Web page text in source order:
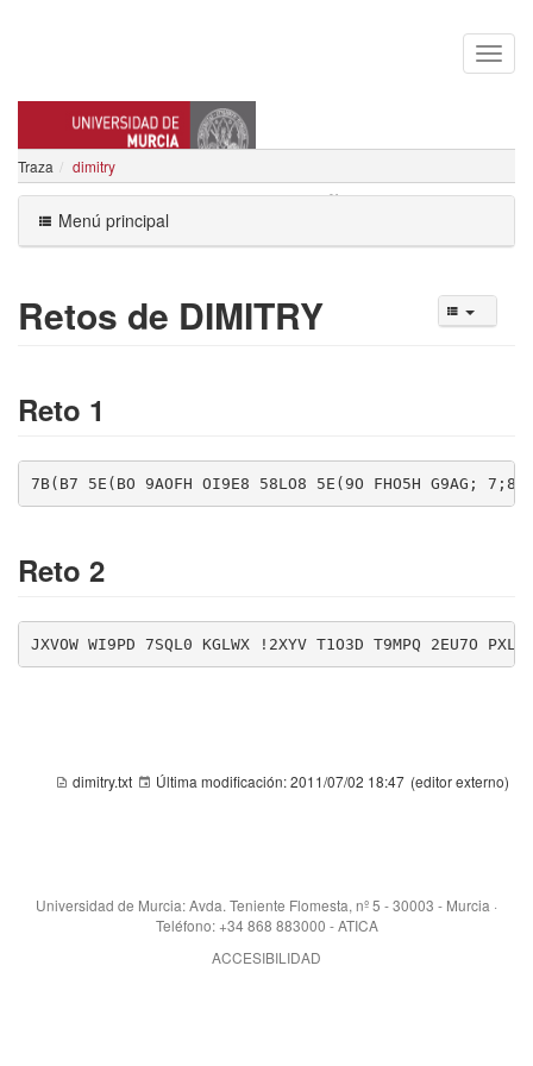
LEANDRO MARIN MUÑOZ
Traza dimitry
Menú principal
Retos de DIMITRY
Reto 1
7B(B7 5E(BO 9AOFH OI9E8 58LO8 5E(9O FHO5H G9AG;
Reto 2
JXVOW WI9PD 7SQL0 KGLWX !2XYV T1O3D T9MPQ 2EU7O
dimitry.txt Última modificación:2011/07/02 18:47 (editor externo)
Universidad de Murcia: Avda. Teniente Flomesta, nº 5 - 30003 - Murcia ·
Teléfono: +34 868 883000 - ATICA
ACCESIBILIDAD